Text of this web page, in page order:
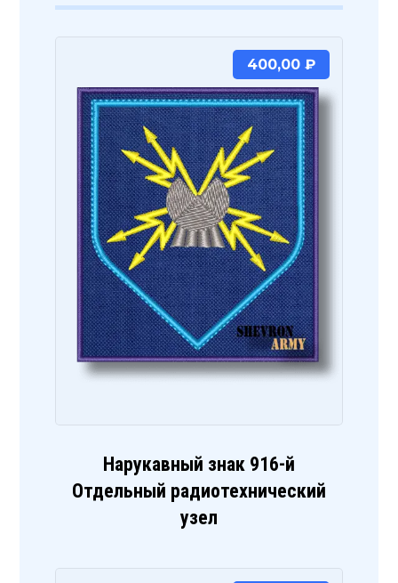
Нарукавный знак 916-й
Отдельный радиотехнический
узел
400,00 ₽